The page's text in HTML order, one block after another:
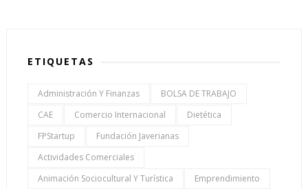
ETIQUETAS
Administración Y Finanzas
BOLSA DE TRABAJO
CAE
Comercio Internacional
Dietética
FPStartup
Fundación Javerianas
Actividades Comerciales
Animación Sociocultural Y Turística
Emprendimiento